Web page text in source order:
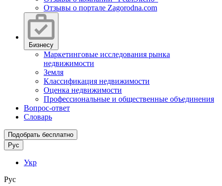
Отзывы о портале Zagorodna.com
Бизнесу
Маркетинговые исследования рынка
недвижимости
Земля
Классификация недвижимости
Оценка недвижимости
Профессиональные и общественные объединения
Вопрос-ответ
Словарь
Подобрать бесплатно
Рус
Укр
Рус